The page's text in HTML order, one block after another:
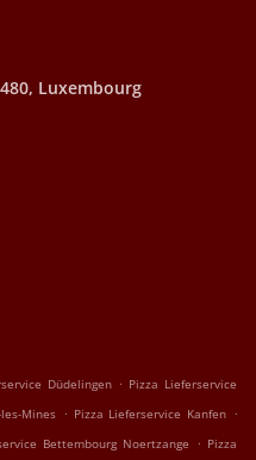
Luxembourg
Düdelingen . Pizza Lieferservice
Mines . Pizza Lieferservice Kanfen .
Bettembourg Noertzange . Pizza